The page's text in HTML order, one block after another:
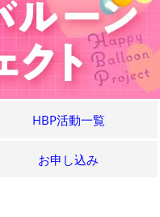
HBP活動一覧
お申し込み